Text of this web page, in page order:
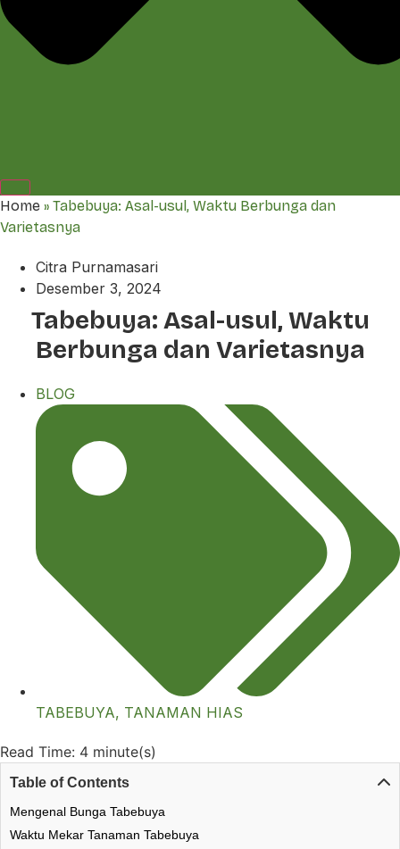
Home » Tabebuya: Asal-usul, Waktu Berbunga dan
Varietasnya
Citra Purnamasari
Desember 3, 2024
Tabebuya: Asal-usul, Waktu
Berbunga dan Varietasnya
BLOG
TABEBUYA, TANAMAN HIAS
Read Time: 4 minute(s)
Table of Contents
Mengenal Bunga Tabebuya
Waktu Mekar Tanaman Tabebuya